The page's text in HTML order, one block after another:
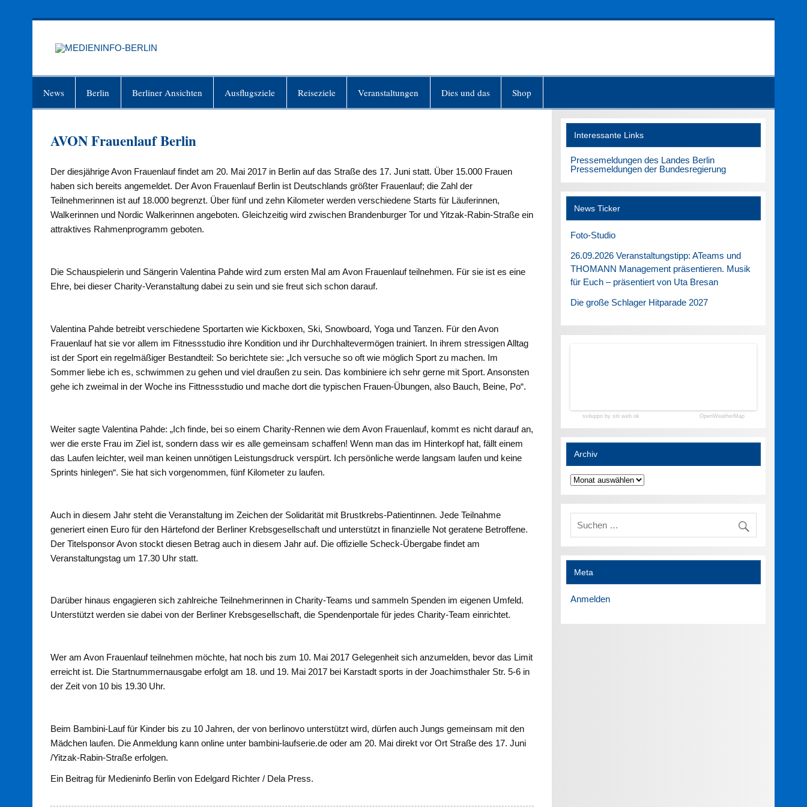
News Berlin Berliner Ansichten Ausflugsziele Reiseziele Veranstaltungen Dies und das Shop
AVON Frauenlauf Berlin
Der diesjährige Avon Frauenlauf findet am 20. Mai 2017 in Berlin auf das Straße des 17. Juni statt. Über 15.000 Frauen
haben sich bereits angemeldet. Der Avon Frauenlauf Berlin ist Deutschlands größter Frauenlauf; die Zahl der
Teilnehmerinnen ist auf 18.000 begrenzt. Über fünf und zehn Kilometer werden verschiedene Starts für Läuferinnen,
Walkerinnen und Nordic Walkerinnen angeboten. Gleichzeitig wird zwischen Brandenburger Tor und Yitzak-Rabin-Straße ein
attraktives Rahmenprogramm geboten.
Die Schauspielerin und Sängerin Valentina Pahde wird zum ersten Mal am Avon Frauenlauf teilnehmen. Für sie ist es eine
Ehre, bei dieser Charity-Veranstaltung dabei zu sein und sie freut sich schon darauf.
Valentina Pahde betreibt verschiedene Sportarten wie Kickboxen, Ski, Snowboard, Yoga und Tanzen. Für den Avon
Frauenlauf hat sie vor allem im Fitnessstudio ihre Kondition und ihr Durchhaltevermögen trainiert. In ihrem stressigen Alltag
ist der Sport ein regelmäßiger Bestandteil: So berichtete sie: „Ich versuche so oft wie möglich Sport zu machen. Im
Sommer liebe ich es, schwimmen zu gehen und viel draußen zu sein. Das kombiniere ich sehr gerne mit Sport. Ansonsten
gehe ich zweimal in der Woche ins Fittnessstudio und mache dort die typischen Frauen-Übungen, also Bauch, Beine, Po“.
Weiter sagte Valentina Pahde: „Ich finde, bei so einem Charity-Rennen wie dem Avon Frauenlauf, kommt es nicht darauf an,
wer die erste Frau im Ziel ist, sondern dass wir es alle gemeinsam schaffen! Wenn man das im Hinterkopf hat, fällt einem
das Laufen leichter, weil man keinen unnötigen Leistungsdruck verspürt. Ich persönliche werde langsam laufen und keine
Sprints hinlegen“. Sie hat sich vorgenommen, fünf Kilometer zu laufen.
Auch in diesem Jahr steht die Veranstaltung im Zeichen der Solidarität mit Brustkrebs-Patientinnen. Jede Teilnahme
generiert einen Euro für den Härtefond der Berliner Krebsgesellschaft und unterstützt in finanzielle Not geratene Betroffene.
Der Titelsponsor Avon stockt diesen Betrag auch in diesem Jahr auf. Die offizielle Scheck-Übergabe findet am
Veranstaltungstag um 17.30 Uhr statt.
Darüber hinaus engagieren sich zahlreiche Teilnehmerinnen in Charity-Teams und sammeln Spenden im eigenen Umfeld.
Unterstützt werden sie dabei von der Berliner Krebsgesellschaft, die Spendenportale für jedes Charity-Team einrichtet.
Wer am Avon Frauenlauf teilnehmen möchte, hat noch bis zum 10. Mai 2017 Gelegenheit sich anzumelden, bevor das Limit
erreicht ist. Die Startnummernausgabe erfolgt am 18. und 19. Mai 2017 bei Karstadt sports in der Joachimsthaler Str. 5-6 in
der Zeit von 10 bis 19.30 Uhr.
Beim Bambini-Lauf für Kinder bis zu 10 Jahren, der von berlinovo unterstützt wird, dürfen auch Jungs gemeinsam mit den
Mädchen laufen. Die Anmeldung kann online unter bambini-laufserie.de oder am 20. Mai direkt vor Ort Straße des 17. Juni
/Yitzak-Rabin-Straße erfolgen.
Ein Beitrag für Medieninfo Berlin von Edelgard Richter / Dela Press.
Interessante Links
Pressemeldungen des Landes Berlin
Pressemeldungen der Bundesregierung
News Ticker
Foto-Studio
26.09.2026 Veranstaltungstipp: ATeams und
THOMANN Management präsentieren. Musik
für Euch – präsentiert von Uta Bresan
Die große Schlager Hitparade 2027
sviluppo by siti web ok OpenWeatherMap
Archiv
Archiv
Meta
Anmelden